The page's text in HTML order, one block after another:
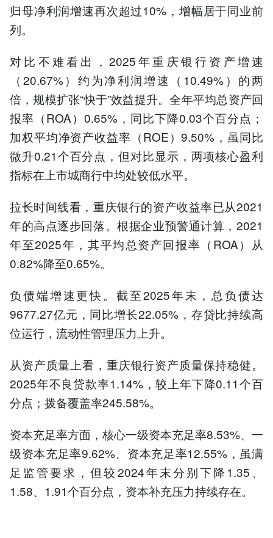
归母净利润增速再次超过10%，增幅居于同业前
列。
对比不难看出，2025年重庆银行资产增速
（20.67%）约为净利润增速（10.49%）的两
倍，规模扩张“快于”效益提升。全年平均总资产回
报率（ROA）0.65%，同比下降0.03个百分点；
加权平均净资产收益率（ROE）9.50%，虽同比
微升0.21个百分点，但对比显示，两项核心盈利
指标在上市城商行中均处较低水平。
拉长时间线看，重庆银行的资产收益率已从2021
年的高点逐步回落。根据企业预警通计算，2021
年至2025年，其平均总资产回报率（ROA）从
0.82%降至0.65%。
负债端增速更快。截至2025年末，总负债达
9677.27亿元，同比增长22.05%，存贷比持续高
位运行，流动性管理压力上升。
从资产质量上看，重庆银行资产质量保持稳健。
2025年不良贷款率1.14%，较上年下降0.11个百
分点；拨备覆盖率245.58%。
资本充足率方面，核心一级资本充足率8.53%、一
级资本充足率9.62%、资本充足率12.55%，虽满
足监管要求，但较2024年末分别下降1.35、
1.58、1.91个百分点，资本补充压力持续存在。